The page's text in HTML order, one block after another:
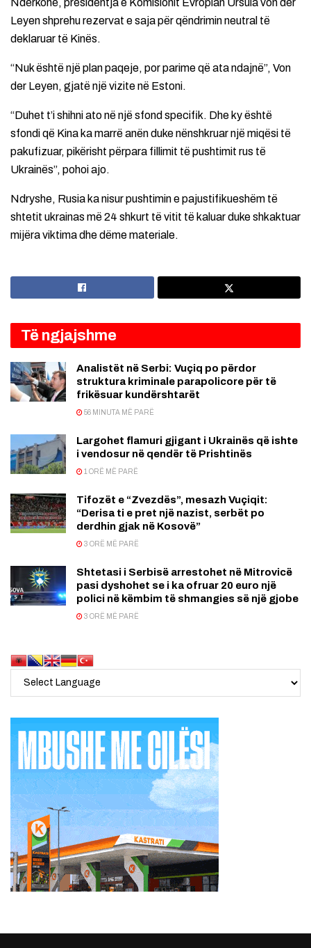
Leyen shprehu rezervat e saja për qëndrimin neutral të
deklaruar të Kinës.
“Nuk është një plan paqeje, por parime që ata ndajnë”, Von
der Leyen, gjatë një vizite në Estoni.
“Duhet t’i shihni ato në një sfond specifik. Dhe ky është
sfondi që Kina ka marrë anën duke nënshkruar një miqësi të
pakufizuar, pikërisht përpara fillimit të pushtimit rus të
Ukrainës”, pohoi ajo.
Ndryshe, Rusia ka nisur pushtimin e pajustifikueshëm të
shtetit ukrainas më 24 shkurt të vitit të kaluar duke shkaktuar
mijëra viktima dhe dëme materiale.
Të ngjajshme
Analistët në Serbi: Vuçiq po përdor
struktura kriminale parapolicore për të
frikësuar kundërshtarët
56 MINUTA MË PARË
Largohet flamuri gjigant i Ukrainës që ishte
i vendosur në qendër të Prishtinës
1 ORË MË PARË
Tifozët e “Zvezdës”, mesazh Vuçiqit:
“Derisa ti e pret një nazist, serbët po
derdhin gjak në Kosovë”
3 ORË MË PARË
Shtetasi i Serbisë arrestohet në Mitrovicë
pasi dyshohet se i ka ofruar 20 euro një
polici në këmbim të shmangies së një gjobe
3 ORË MË PARË